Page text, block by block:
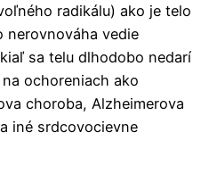
radikálu) ako je telo
nerovnováha vedie
sa telu dlhodobo nedarí
ochoreniach ako
choroba, Alzheimerova
iné srdcovocievne